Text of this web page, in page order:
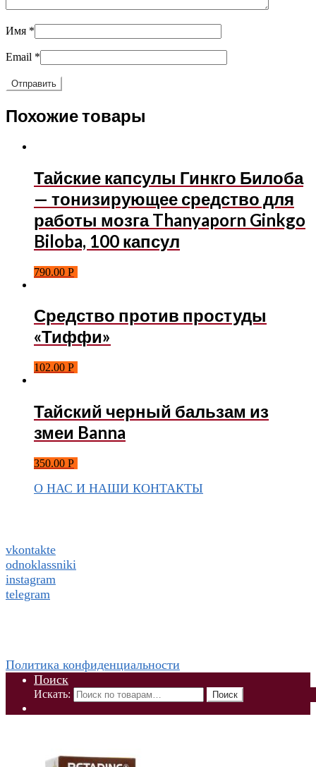
Имя *
Email *
Похожие товары
Тайские капсулы Гинкго Билоба
— тонизирующее средство для
работы мозга Thanyaporn Ginkgo
Biloba, 100 капсул
790.00 Р
Средство против простуды
«Тиффи»
102.00 Р
Тайский черный бальзам из
змеи Banna
350.00 Р
О НАС И НАШИ КОНТАКТЫ
vkontakte
odnoklassniki
instagram
telegram
Политика конфиденциальности
Поиск
Искать: Поиск